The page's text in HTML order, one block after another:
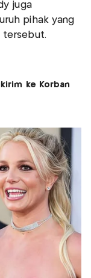
juga
pihak yang
tersebut.
ke Korban